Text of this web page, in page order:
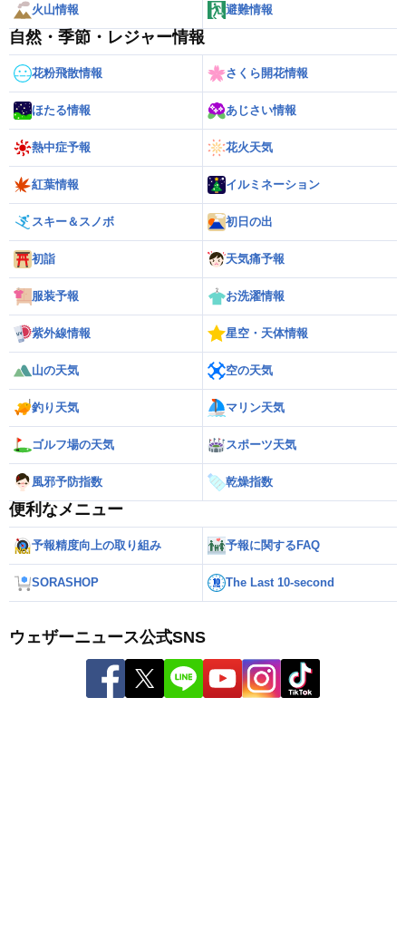
火山情報 避難情報
自然・季節・レジャー情報
花粉飛散情報 さくら開花情報
ほたる情報 あじさい情報
熱中症予報 花火天気
紅葉情報 イルミネーション
スキー＆スノボ 初日の出
初詣 天気痛予報
服装予報 お洗濯情報
紫外線情報 星空・天体情報
山の天気 空の天気
釣り天気 マリン天気
ゴルフ場の天気 スポーツ天気
風邪予防指数 乾燥指数
便利なメニュー
予報精度向上の取り組み 予報に関するFAQ
SORASHOP The Last 10-second
ウェザーニュース公式SNS